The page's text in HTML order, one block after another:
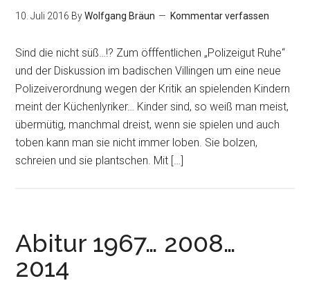
10. Juli 2016 ByWolfgang Bräun Kommentar verfassen
Sind die nicht süß…!? Zum öfffentlichen „Polizeigut Ruhe“
und der Diskussion im badischen Villingen um eine neue
Polizeiverordnung wegen der Kritik an spielenden Kindern
meint der Küchenlyriker… Kinder sind, so weiß man meist,
übermütig, manchmal dreist, wenn sie spielen und auch
toben kann man sie nicht immer loben. Sie bolzen,
schreien und sie plantschen. Mit […]
Abitur 1967… 2008…
2014